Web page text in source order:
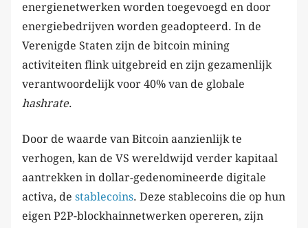
energienetwerken worden toegevoegd en door
energiebedrijven worden geadopteerd. In de
Verenigde Staten zijn de bitcoin mining
activiteiten flink uitgebreid en zijn gezamenlijk
verantwoordelijk voor 40% van de globale
hashrate.
Door de waarde van Bitcoin aanzienlijk te
verhogen, kan de VS wereldwijd verder kapitaal
aantrekken in dollar-gedenomineerde digitale
activa, de stablecoins. Deze stablecoins die op hun
eigen P2P-blockhainnetwerken opereren, zijn